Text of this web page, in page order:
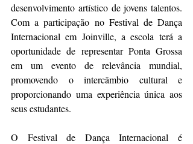
desenvolvimento artístico de jovens talentos.
Com a participação no Festival de Dança
Internacional em Joinville, a escola terá a
oportunidade de representar Ponta Grossa
em um evento de relevância mundial,
promovendo o intercâmbio cultural e
proporcionando uma experiência única aos
seus estudantes.
O Festival de Dança Internacional é